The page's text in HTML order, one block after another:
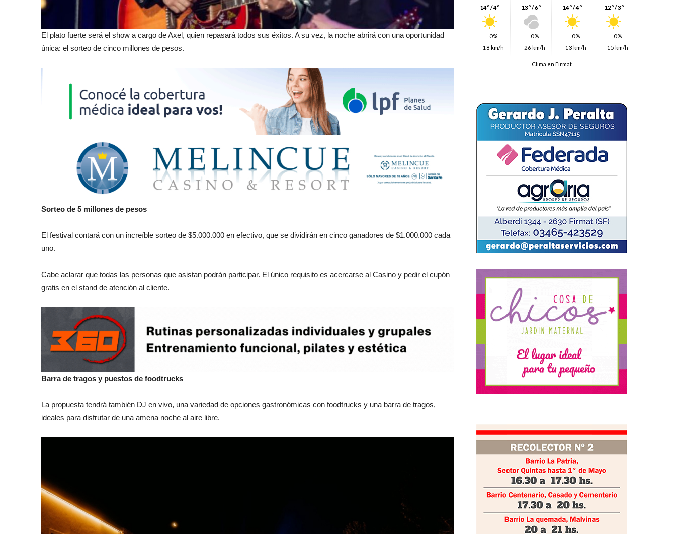
El plato fuerte será el show a cargo de Axel, quien repasará todos sus éxitos. A su vez, la noche abrirá con una oportunidad
única: el sorteo de cinco millones de pesos.
Sorteo de 5 millones de pesos
El festival contará con un increíble sorteo de $5.000.000 en efectivo, que se dividirán en cinco ganadores de $1.000.000 cada
uno.
Cabe aclarar que todas las personas que asistan podrán participar. El único requisito es acercarse al Casino y pedir el cupón
gratis en el stand de atención al cliente.
Barra de tragos y puestos de foodtrucks
La propuesta tendrá también DJ en vivo, una variedad de opciones gastronómicas con foodtrucks y una barra de tragos,
ideales para disfrutar de una amena noche al aire libre.
14º / 4º
0%
18 km/h
13º / 6º
0%
26 km/h
14º / 4º
0%
13 km/h
12º / 3º
0%
15 km/h
Clima en Firmat